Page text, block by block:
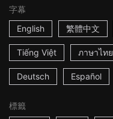
字幕
English
繁體中文
Tiếng Việt ภาษาไทย
Deutsch Español
標籤